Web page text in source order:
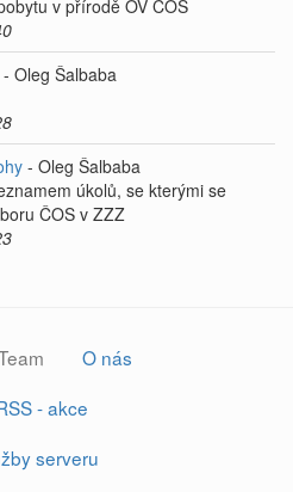
v přírodě OV ČOS
- Oleg Šalbaba
- Oleg Šalbaba
úkolů, se kterými se
ČOS v ZZZ
O nás
- akce
serveru